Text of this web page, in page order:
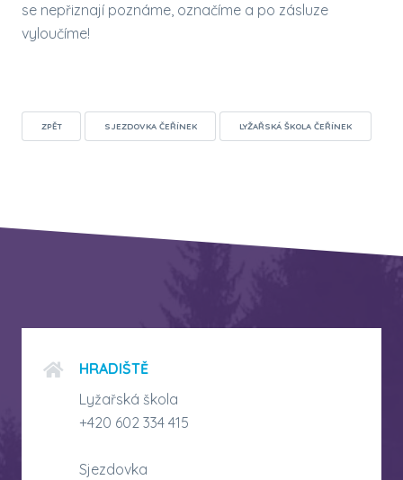
se nepřiznají poznáme, označíme a po zásluze
vyloučíme!
ZPĚT SJEZDOVKA ČEŘÍNEK LYŽAŘSKÁ ŠKOLA ČEŘÍNEK
HRADIŠTĚ
Lyžařská škola
+420 602 334 415
Sjezdovka